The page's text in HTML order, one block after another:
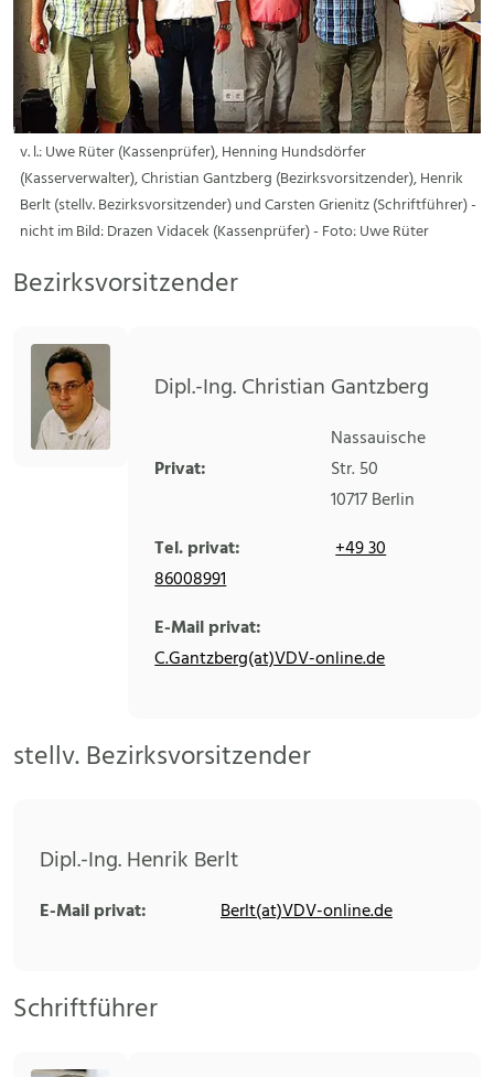
v. l.: Uwe Rüter (Kassenprüfer), Henning Hundsdörfer
(Kasserverwalter), Christian Gantzberg (Bezirksvorsitzender), Henrik
Berlt (stellv. Bezirksvorsitzender) und Carsten Grienitz (Schriftführer) -
nicht im Bild: Drazen Vidacek (Kassenprüfer) - Foto: Uwe Rüter
Bezirksvorsitzender
Dipl.-Ing. Christian Gantzberg
Privat:
Nassauische
Str. 50
10717Berlin
Tel. privat:
+49 30
86008991
E-Mail privat:
C.Gantzberg(at)VDV-online.de
stellv. Bezirksvorsitzender
Dipl.-Ing. Henrik Berlt
E-Mail privat: Berlt(at)VDV-online.de
Schriftführer